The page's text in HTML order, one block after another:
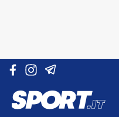
Vai al contenuto